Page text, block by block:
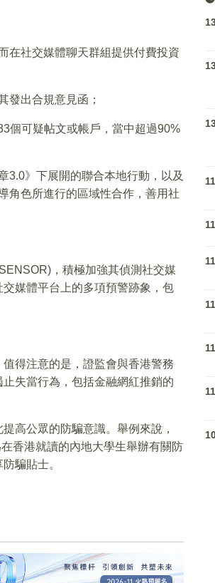
在社交媒體聊天群組提供付費投資
發出合規意見函；
個可疑帖文或帳戶，當中超過90%
3.0》下展開的聯合本地行動，以及
角色所進行的區域性合作，善用社
，積極加強其偵測社交媒
媒體平台上的多項預警跡象，包
得注意的是，證監會與香港警務
失當行為，包括金融網紅推銷的
高公眾的防騙意識。舉例來說，
香港就讀的內地大學生舉辦有關防
騙貼士。